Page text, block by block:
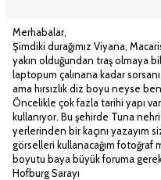
Merhabalar,
Şimdiki durağımız Viyana,
yakın olduğundan traş olmaya
laptopum çalınana kadar
ama hırsızlık diz boyu neyse
Öncelikle çok fazla tarihi yapı
kullanıyor. Bu şehirde Tuna
yerlerinden bir kaçını yazayım
görselleri kullanacağım fotoğraf
boyutu baya büyük foruma
Hofburg Sarayı